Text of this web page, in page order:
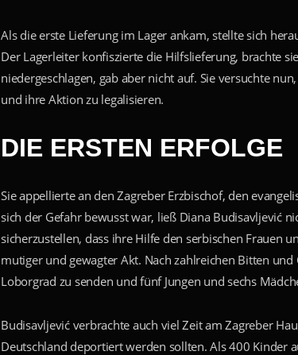
Als die erste Lieferung im Lager ankam, stellte sich
Der Lagerleiter konfiszierte die Hilfslieferung, brachte
niedergeschlagen, gab aber nicht auf. Sie versuchte
und ihre Aktion zu legalisieren.
DIE ERSTEN ERFOLGE
Sie appellierte an den Zagreber Erzbischof, den
sich der Gefahr bewusst war, ließ Diana Budisavljević
sicherzustellen, dass ihre Hilfe den serbischen Frauen
mutiger und gewagter Akt. Nach zahlreichen Bitten
Loborgrad zu senden und fünf Jungen und sechs
Budisavljević verbrachte auch viel Zeit am Zagreber
Deutschland deportiert werden sollten. Als 400 Kinder